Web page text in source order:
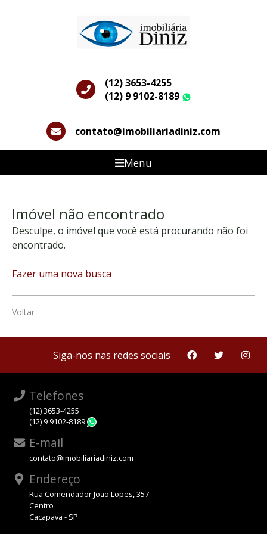
(12) 3653-4255
(12) 9 9102-8189
contato@imobiliariadiniz.com
Menu
Imóvel não encontrado
Desculpe, o imóvel que você está procurando não foi
encontrado.
Fazer uma nova busca
Voltar
Siga-nos nas redes sociais
Telefones
(12) 3653-4255
(12) 9 9102-8189
E-mail
contato@imobiliariadiniz.com
Endereço
Rua Comendador João Lopes, 357
Centro
Caçapava - SP